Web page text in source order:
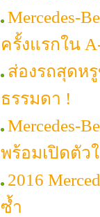
Mercedes-
ครั้งแรกใน
ส่องรถสุดห
ธรรมดา !
Mercedes-
พร้อมเปิดตัว
2016
ซ้ำ